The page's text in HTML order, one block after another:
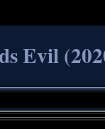
Evil